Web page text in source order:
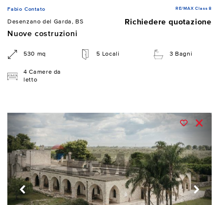
Fabio Contato RE/MAX Class 8
Desenzano del Garda, BS
Richiedere quotazione
Nuove costruzioni
530 mq 5 Locali 3 Bagni
4 Camere da
letto